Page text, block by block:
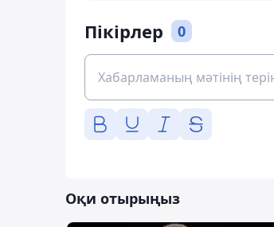
Пікірлер 0
Оқи отырыңыз